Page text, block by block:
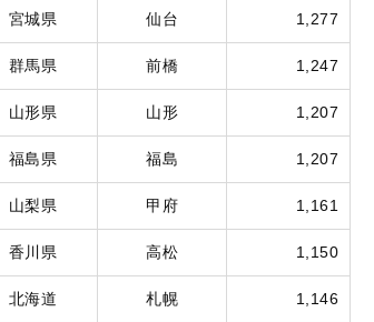
宮城県 仙台 1,277
群馬県 前橋 1,247
山形県 山形 1,207
福島県 福島 1,207
山梨県 甲府 1,161
香川県 高松 1,150
北海道 札幌 1,146